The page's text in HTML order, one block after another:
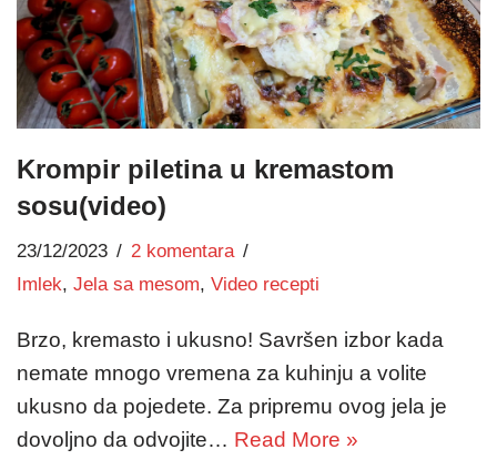
Krompir piletina u kremastom
sosu(video)
23/12/2023
2 komentara
Imlek, Jela sa mesom, Video recepti
Brzo, kremasto i ukusno! Savršen izbor kada
nemate mnogo vremena za kuhinju a volite
ukusno da pojedete. Za pripremu ovog jela je
dovoljno da odvojite… Read More »